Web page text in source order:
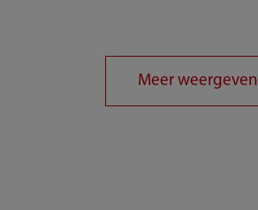
Meer weergeven